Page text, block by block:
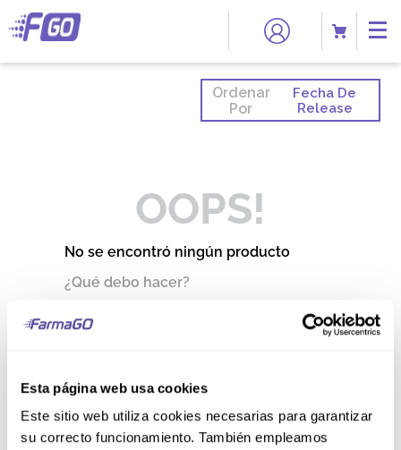
Esta página web usa cookies
Este sitio web utiliza cookies necesarias para garantizar
su correcto funcionamiento. También empleamos
Ordenar
Por
Fecha De
Release
OOPS!
No se encontró ningún producto
¿Qué debo hacer?
búsqueda
Intenta buscar sinónimos del
término deseado